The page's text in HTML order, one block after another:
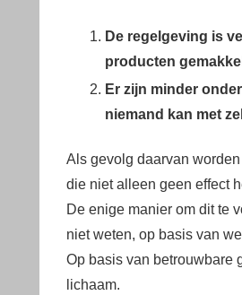
De regelgeving is
producten
Er zijn minder
niemand kan met
Als gevolg daarvan
die niet alleen geen effect
De enige manier om dit te
niet weten, op basis van
Op basis van betrouwbare
lichaam.